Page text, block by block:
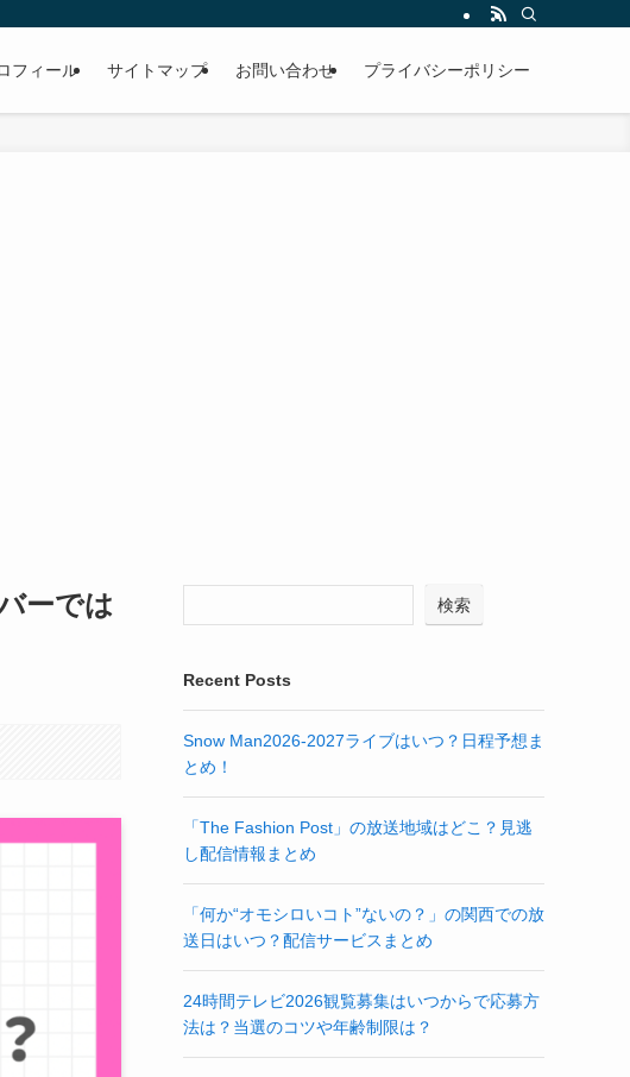
フィール サイトマップ お問い合わせ プライバシーポリシー
ーでは
検索
Recent Posts
Snow Man2026-2027ライブはいつ？日程予想ま
とめ！
「The Fashion Post」の放送地域はどこ？見逃
し配信情報まとめ
「何か“オモシロいコト”ないの？」の関西での放
送日はいつ？配信サービスまとめ
24時間テレビ2026観覧募集はいつからで応募方
法は？当選のコツや年齢制限は？